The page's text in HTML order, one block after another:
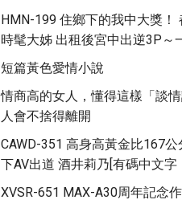
HMN-199 住鄉下的我中大獎！
時髦大姊 出租後宮中出逆3P～
短篇黃色愛情小說
情商高的女人，懂得這樣「談
人會不捨得離開
CAWD-351 高身高黃金比167
下AV出道 酒井莉乃[有碼中文字
XVSR-651 MAX-A30周年記念